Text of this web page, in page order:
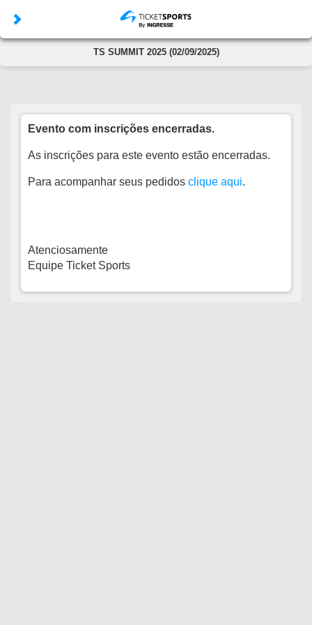
TS SUMMIT 2025 (02/09/2025)
Evento com inscrições encerradas.
As inscrições para este evento estão encerradas.
Para acompanhar seus pedidos clique aqui.
Atenciosamente
Equipe Ticket Sports